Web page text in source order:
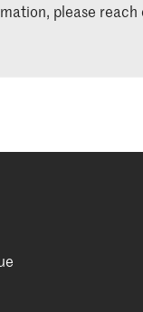
please reach